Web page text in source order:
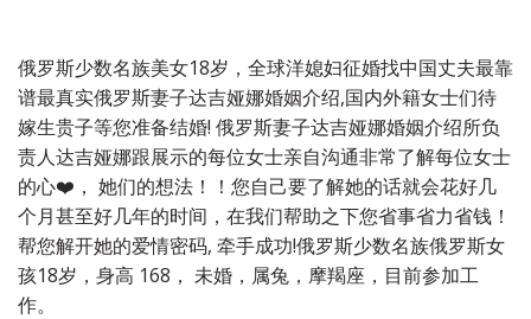
俄罗斯少数名族美女18岁，全球洋媳妇征婚找中国丈夫最靠
谱最真实俄罗斯妻子达吉娅娜婚姻介绍,国内外籍女士们待
嫁生贵子等您准备结婚! 俄罗斯妻子达吉娅娜婚姻介绍所负
责人达吉娅娜跟展示的每位女士亲自沟通非常了解每位女士
的心❤️， 她们的想法！！您自己要了解她的话就会花好几
个月甚至好几年的时间，在我们帮助之下您省事省力省钱！
帮您解开她的爱情密码, 牵手成功!俄罗斯少数名族俄罗斯女
孩18岁，身高 168， 未婚，属兔，摩羯座，目前参加工
作。